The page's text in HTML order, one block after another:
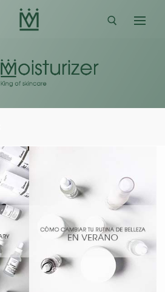
Buscar: